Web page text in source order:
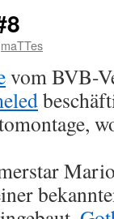
maTTes
vom BVB-